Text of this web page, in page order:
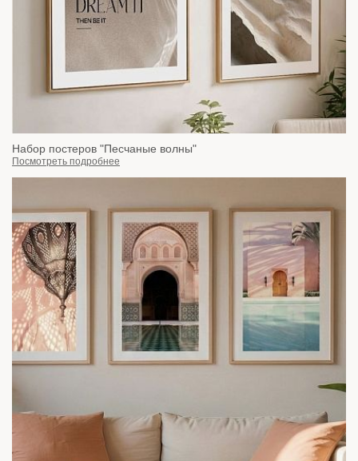
Набор постеров "Песчаные волны"
Посмотреть подробнее